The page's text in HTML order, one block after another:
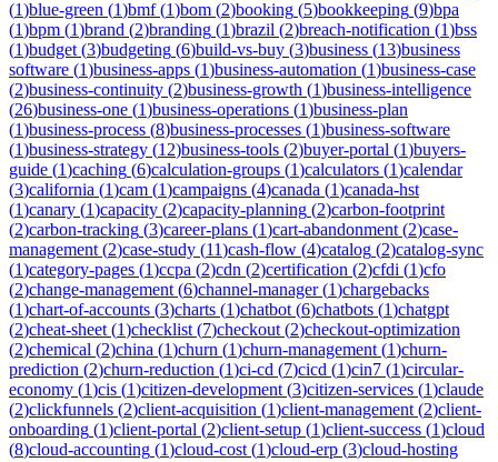
(1)blue-green (1)bmf(1)bom (2)booking (5)bookkeeping (9)bpa
(1)bpm (1)brand (2)branding (1)brazil (2)breach-notification (1)bss
(1)budget (3)budgeting (6)build-vs-buy (3)business (13)business
software (1)business-apps (1)business-automation (1)business-case
(2)business-continuity (2)business-growth (1)business-intelligence
(26)business-one (1)business-operations (1)business-plan
(1)business-process (8)business-processes (1)business-software
(1)business-strategy (12)business-tools (2)buyer-portal (1)buyers-
guide (1)caching (6)calculation-groups (1)calculators (1)calendar
(3)california (1)cam (1)campaigns (4)canada (1)canada-hst
(1)canary (1)capacity (2)capacity-planning (2)carbon-footprint
(2)carbon-tracking (3)career-plans (1)cart-abandonment (2)case-
management (2)case-study (11)cash-flow (4)catalog (2)catalog-sync
(1)category-pages (1)ccpa (2)cdn (2)certification (2)cfdi (1)cfo
(2)change-management (6)channel-manager(1)chargebacks
(1)chart-of-accounts (3)charts (1)chatbot (6)chatbots (1)chatgpt
(2)cheat-sheet (1)checklist (7)checkout (2)checkout-optimization
(2)chemical (2)china (1)churn (1)churn-management (1)churn-
prediction (2)churn-reduction (1)ci-cd (7)cicd (1)cin7 (1)circular-
economy (1)cis (1)citizen-development (3)citizen-services (1)claude
(2)clickfunnels (2)client-acquisition (1)client-management (2)client-
onboarding (1)client-portal (2)client-setup (1)client-success (1)cloud
(8)cloud-accounting (1)cloud-cost (1)cloud-erp (3)cloud-hosting